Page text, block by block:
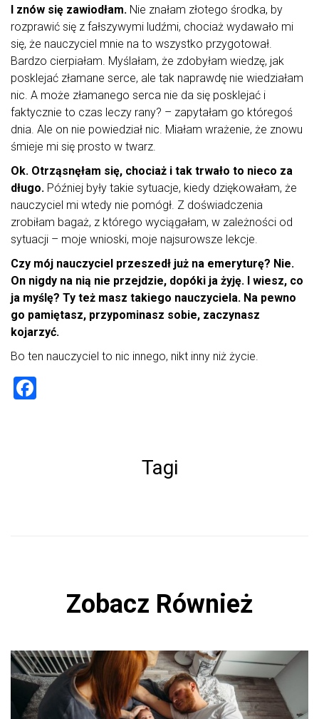
I znów się zawiodłam. Nie znałam złotego środka, by
rozprawić się z fałszywymi ludźmi, chociaż wydawało mi
się, że nauczyciel mnie na to wszystko przygotował.
Bardzo cierpiałam. Myślałam, że zdobyłam wiedzę, jak
posklejać złamane serce, ale tak naprawdę nie wiedziałam
nic. A może złamanego serca nie da się posklejać i
faktycznie to czas leczy rany? – zapytałam go któregoś
dnia. Ale on nie powiedział nic. Miałam wrażenie, że znowu
śmieje mi się prosto w twarz.
Ok. Otrząsnęłam się, chociaż i tak trwało to nieco za
długo. Później były takie sytuacje, kiedy dziękowałam, że
nauczyciel mi wtedy nie pomógł. Z doświadczenia
zrobiłam bagaż, z którego wyciągałam, w zależności od
sytuacji – moje wnioski, moje najsurowsze lekcje.
Czy mój nauczyciel przeszedł już na emeryturę? Nie.
On nigdy na nią nie przejdzie, dopóki ja żyję. I wiesz, co
ja myślę? Ty też masz takiego nauczyciela. Na pewno
go pamiętasz, przypominasz sobie, zaczynasz
kojarzyć.
Bo ten nauczyciel to nic innego, nikt inny niż życie.
Tagi
Zobacz Również